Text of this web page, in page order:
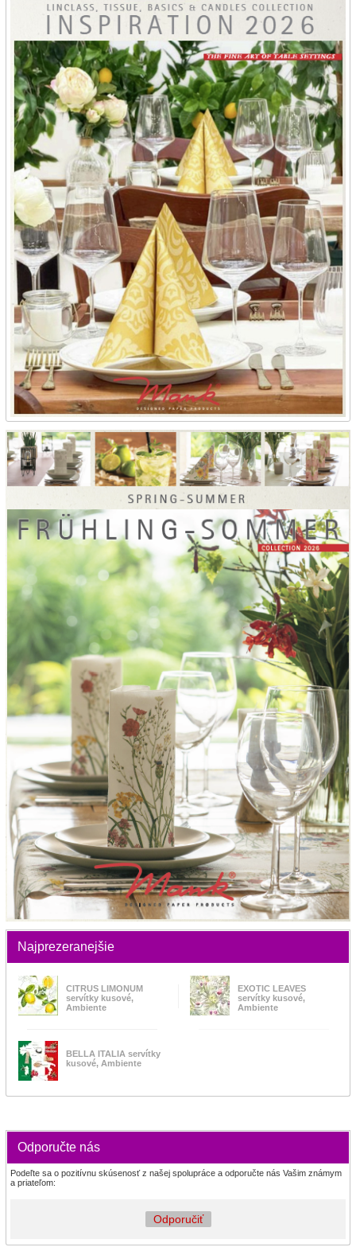
Najprezeranejšie
CITRUS LIMONUM
servítky kusové,
Ambiente
EXOTIC LEAVES
servítky kusové,
Ambiente
BELLA ITALIA servítky
kusové, Ambiente
Odporučte nás
Podeľte sa o pozitívnu skúsenosť z našej spolupráce a odporučte nás Vašim známym
a priateľom:
Odporučiť